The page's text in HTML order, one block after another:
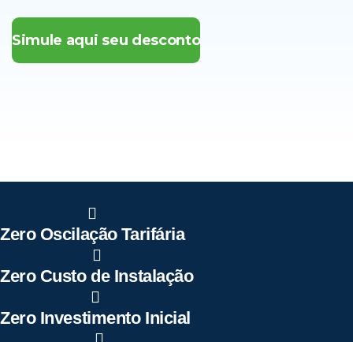
Simule aqui seu desconto
Zero Oscilação Tarifária
Zero Custo de Instalação
Zero Investimento Inicial